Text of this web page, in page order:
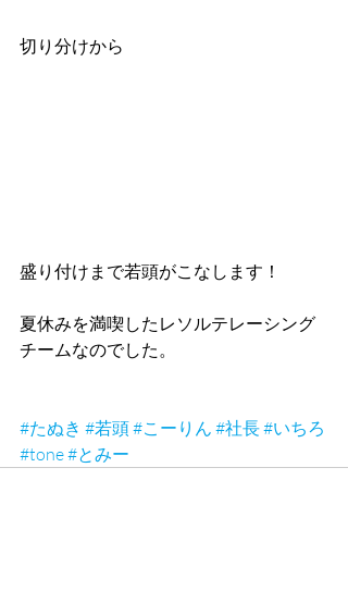
切り分けから
盛り付けまで若頭がこなします！
夏休みを満喫したレソルテレーシング
チームなのでした。
#たぬき #若頭#こーりん #社長#いちろ
#tone#とみー